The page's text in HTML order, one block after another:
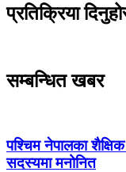
प्रतिक्रिया
सम्बन्धित खबर
पश्चिम नेपालका शैक्षिक
सदस्यमा मनोनित